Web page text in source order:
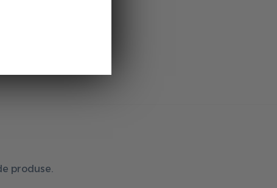
produse.